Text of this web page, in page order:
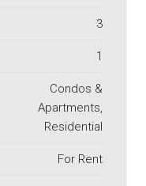
3
1
Condos &
Apartments,
Residential
For Rent